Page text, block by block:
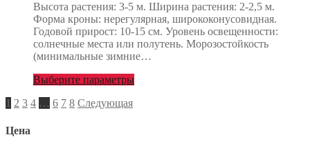
Высота растения: 3-5 м. Ширина растения: 2-2,5 м.
Форма кроны: нерегулярная, ширококонусовидная.
Годовой прирост: 10-15 см. Уровень освещенности:
солнечные места или полутень. Морозостойкость
(минимальные зимние…
Выберите параметры
Навигация
по
1 2 3 4 … 6 7 8 Следующая
Цена